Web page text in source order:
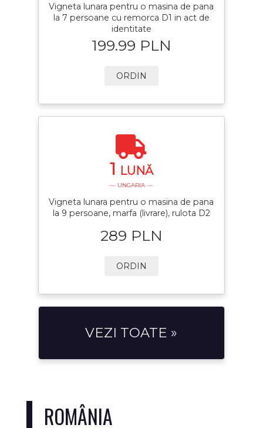
Vigneta lunara pentru o masina de pana
la 7 persoane cu remorca D1 in act de
identitate
199.99 PLN
ORDIN
1 LUNĂ
— UNGARIA —
Vigneta lunara pentru o masina de pana
la 9 persoane, marfa (livrare), rulota D2
289 PLN
ORDIN
VEZI TOATE »
ROMÂNIA